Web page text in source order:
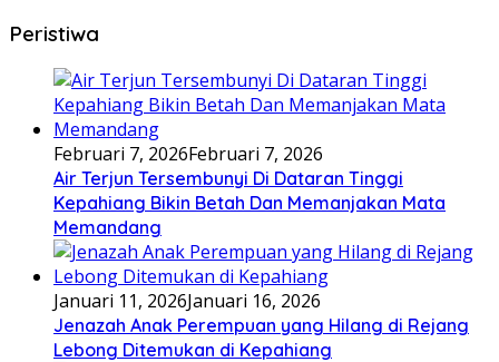
Peristiwa
Februari 7, 2026Februari 7, 2026
Air Terjun Tersembunyi Di Dataran Tinggi
Kepahiang Bikin Betah Dan Memanjakan Mata
Memandang
Januari 11, 2026Januari 16, 2026
Jenazah Anak Perempuan yang Hilang di Rejang
Lebong Ditemukan di Kepahiang